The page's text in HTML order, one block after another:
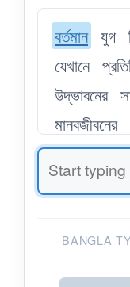
বর্তমান যুগ
যেখানে
উদ্ভাবনের
মানবজীবনের
এবং পৃথিবীকে
রূপান্তর
প্রান্তের
BANGLA